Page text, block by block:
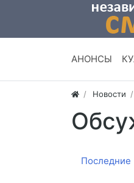
АНОНСЫ
Новости
Последние